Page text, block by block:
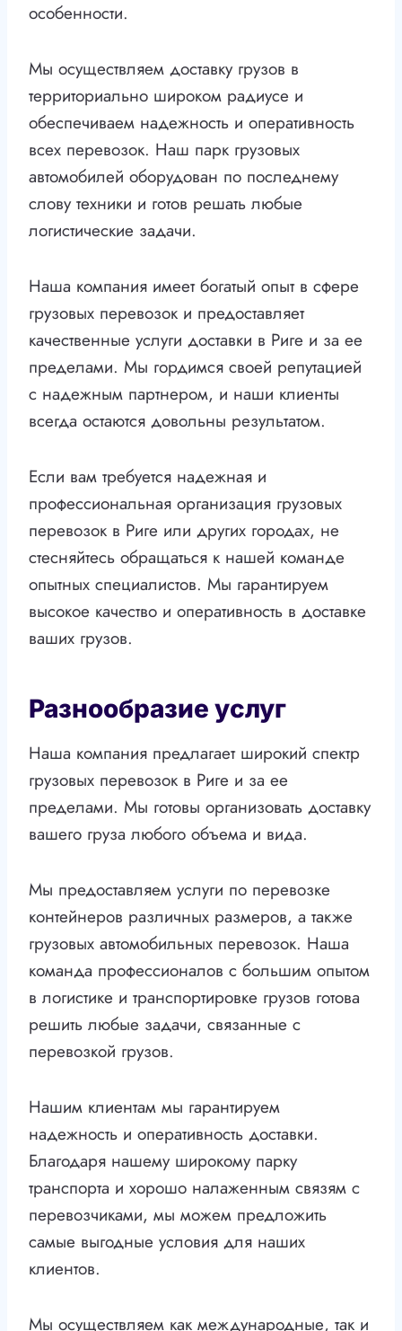
особенности.
Мы осуществляем доставку грузов в
территориально широком радиусе и
обеспечиваем надежность и оперативность
всех перевозок. Наш парк грузовых
автомобилей оборудован по последнему
слову техники и готов решать любые
логистические задачи.
Наша компания имеет богатый опыт в сфере
грузовых перевозок и предоставляет
качественные услуги доставки в Риге и за ее
пределами. Мы гордимся своей репутацией
с надежным партнером, и наши клиенты
всегда остаются довольны результатом.
Если вам требуется надежная и
профессиональная организация грузовых
перевозок в Риге или других городах, не
стесняйтесь обращаться к нашей команде
опытных специалистов. Мы гарантируем
высокое качество и оперативность в доставке
ваших грузов.
Разнообразие услуг
Наша компания предлагает широкий спектр
грузовых перевозок в Риге и за ее
пределами. Мы готовы организовать доставку
вашего груза любого объема и вида.
Мы предоставляем услуги по перевозке
контейнеров различных размеров, а также
грузовых автомобильных перевозок. Наша
команда профессионалов с большим опытом
в логистике и транспортировке грузов готова
решить любые задачи, связанные с
перевозкой грузов.
Нашим клиентам мы гарантируем
надежность и оперативность доставки.
Благодаря нашему широкому парку
транспорта и хорошо налаженным связям с
перевозчиками, мы можем предложить
самые выгодные условия для наших
клиентов.
Мы осуществляем как международные, так и